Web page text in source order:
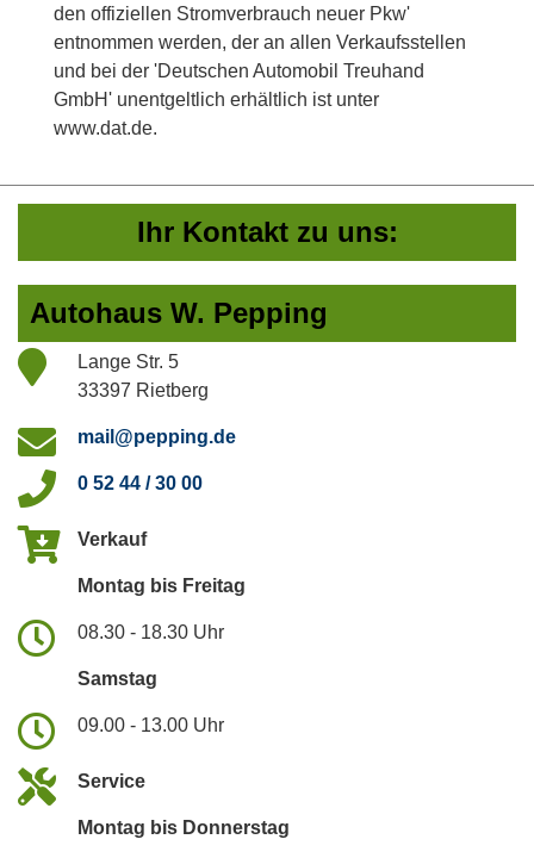
den offiziellen Stromverbrauch neuer Pkw'
entnommen werden, der an allen Verkaufsstellen
und bei der 'Deutschen Automobil Treuhand
GmbH' unentgeltlich erhältlich ist unter
www.dat.de.
Ihr Kontakt zu uns:
Autohaus W. Pepping
Lange Str. 5
33397 Rietberg
mail@pepping.de
0 52 44 / 30 00
Verkauf
Montag bis Freitag
08.30 - 18.30 Uhr
Samstag
09.00 - 13.00 Uhr
Service
Montag bis Donnerstag